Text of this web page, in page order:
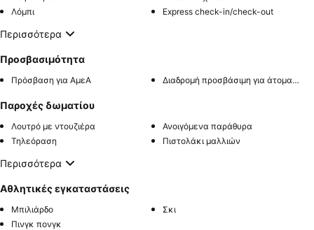
Λόμπι
Express check-in/check-out
Περισσότερα
Προσβασιμότητα
Πρόσβαση για ΑμεΑ Διαδρομή προσβάσιμη για άτομα με αναπηρία
Παροχές δωματίου
Λουτρό με ντουζιέρα
Ανοιγόμενα παράθυρα
Τηλεόραση
Πιστολάκι μαλλιών
Περισσότερα
Αθλητικές εγκαταστάσεις
Μπιλιάρδο
Σκι
Πινγκ πονγκ